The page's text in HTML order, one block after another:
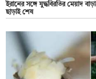
ইরানের সঙ্গে যুদ্ধবিরতির মেয়াদ
ছাড়াই শেষ